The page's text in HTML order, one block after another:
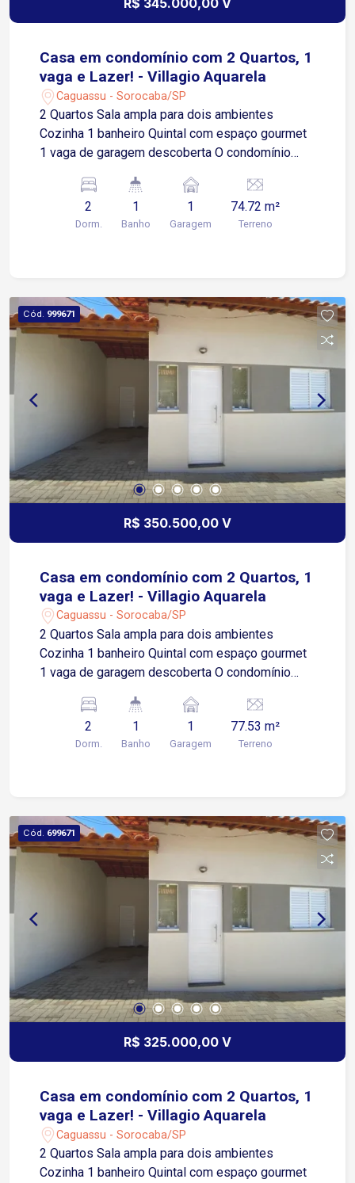
R$ 345.000,00 V
Casa em condomínio com 2 Quartos, 1
vaga e Lazer! - Villagio Aquarela
Caguassu - Sorocaba/SP
2 Quartos Sala ampla para dois ambientes
Cozinha 1 banheiro Quintal com espaço gourmet
1 vaga de garagem descoberta O condomínio
Localização privilegiada: Fácil acesso à Av.
Ipanema, próximo a supermercados, diversos
comércios e ao Rede Bom Lugar.
2
Dorm.
1
Banho
1
Garagem
74.72 m²
Terreno
Cód. 999671
R$ 350.500,00 V
Casa em condomínio com 2 Quartos, 1
vaga e Lazer! - Villagio Aquarela
Caguassu - Sorocaba/SP
2 Quartos Sala ampla para dois ambientes
Cozinha 1 banheiro Quintal com espaço gourmet
1 vaga de garagem descoberta O condomínio
Localização privilegiada: Fácil acesso à Av.
Ipanema, próximo a supermercados, diversos
comércios e ao Rede Bom Lugar.
2
Dorm.
1
Banho
1
Garagem
77.53 m²
Terreno
Cód. 699671
R$ 325.000,00 V
Casa em condomínio com 2 Quartos, 1
vaga e Lazer! - Villagio Aquarela
Caguassu - Sorocaba/SP
2 Quartos Sala ampla para dois ambientes
Cozinha 1 banheiro Quintal com espaço gourmet